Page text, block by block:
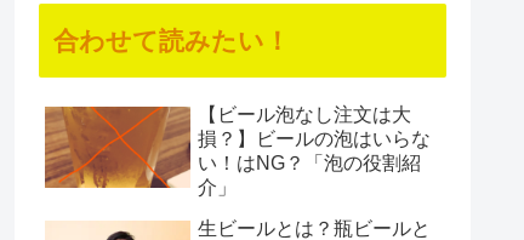
合わせて読みたい！
【ビール泡なし注文は大
損？】ビールの泡はいらな
い！はNG？「泡の役割紹
介」
生ビールとは？瓶ビールと